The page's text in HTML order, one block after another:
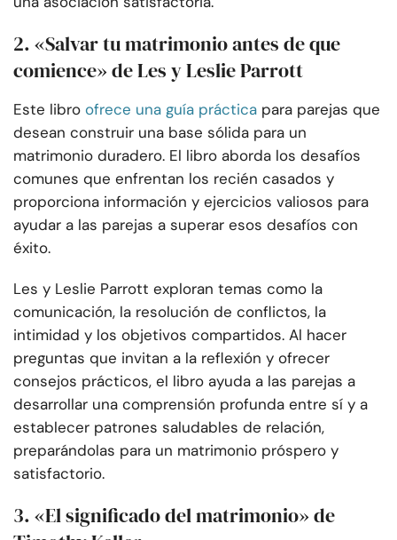
2. «Salvar tu matrimonio antes de que
comience» de Les y Leslie Parrott
Este libro ofrece una guía práctica para parejas que
desean construir una base sólida para un
matrimonio duradero. El libro aborda los desafíos
comunes que enfrentan los recién casados y
proporciona información y ejercicios valiosos para
ayudar a las parejas a superar esos desafíos con
éxito.
Les y Leslie Parrott exploran temas como la
comunicación, la resolución de conflictos, la
intimidad y los objetivos compartidos. Al hacer
preguntas que invitan a la reflexión y ofrecer
consejos prácticos, el libro ayuda a las parejas a
desarrollar una comprensión profunda entre sí y a
establecer patrones saludables de relación,
preparándolas para un matrimonio próspero y
satisfactorio.
3. «El significado del matrimonio» de